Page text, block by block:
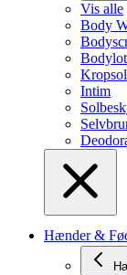
Vis alle
Body
Intim
Hænder &